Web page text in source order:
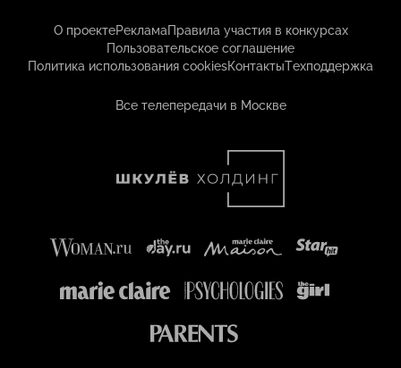
О проектеРекламаПравила участия в конкурсах
Пользовательское соглашение
Политика использования cookiesКонтактыТехподдержка
Все телепередачи в Москве